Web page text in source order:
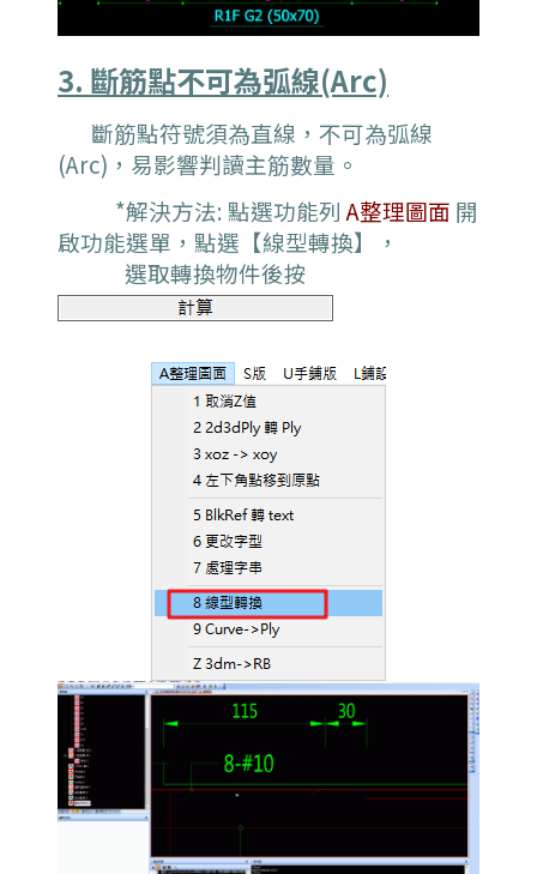
3. 斷筋點不可為弧線(Arc)
斷筋點符號須為直線，不可為弧線
(Arc)，易影響判讀主筋數量 。
*解決方法: 點選功能列 A整理圖面 開
啟功能選單，點選【線型轉換】，
選取轉換物件後按